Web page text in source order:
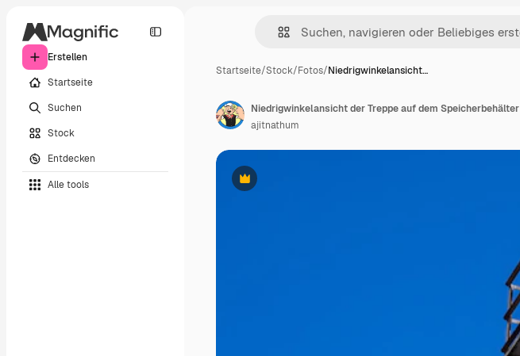
Erstellen
Startseite
Suchen
Stock
Entdecken
Alle tools
Startseite/Stock/Fotos/Niedrigwinkelansicht…
Premium
Niedrigwinkelansicht der Treppe auf dem Speicherbehälter
ajitnathum